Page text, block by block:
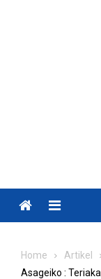
Menu
Home
Artikel
Asageiko :